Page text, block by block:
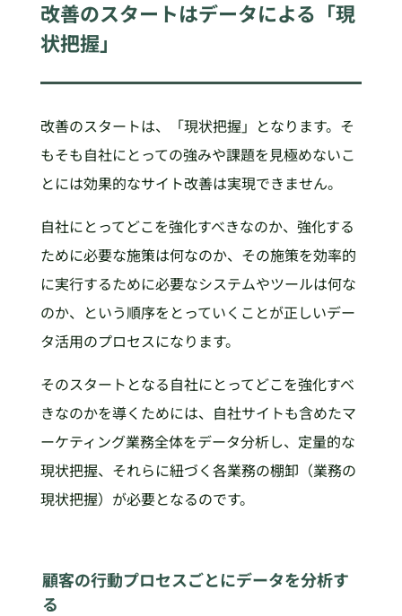
改善のスタートはデータによる「現
状把握」
改善のスタートは、「現状把握」となります。そ
もそも自社にとっての強みや課題を見極めないこ
とには効果的なサイト改善は実現できません。
自社にとってどこを強化すべきなのか、強化する
ために必要な施策は何なのか、その施策を効率的
に実行するために必要なシステムやツールは何な
のか、という順序をとっていくことが正しいデー
タ活用のプロセスになります。
そのスタートとなる自社にとってどこを強化すべ
きなのかを導くためには、自社サイトも含めたマ
ーケティング業務全体をデータ分析し、定量的な
現状把握、それらに紐づく各業務の棚卸（業務の
現状把握）が必要となるのです。
顧客の行動プロセスごとにデータを分析す
る